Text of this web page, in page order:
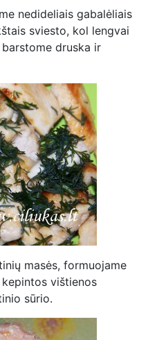
nedideliais gabalėliais
sviesto, kol lengvai
druska ir
masės, formuojame
vištienos
sūrio.